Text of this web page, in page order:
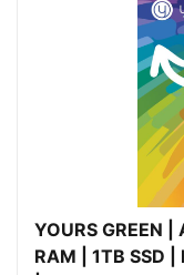
YOURS GREEN
RAM | 1TB SSD